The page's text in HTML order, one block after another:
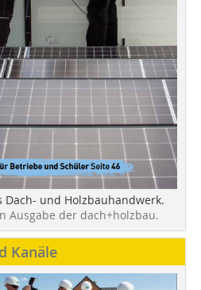
Dach- und Holzbauhandwerk.
Ausgabe der dach+holzbau.
Kanäle